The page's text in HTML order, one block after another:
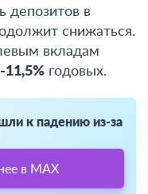
депозитов в
снижаться.
вкладам
11,5% годовых.
к падению из-за
в MAX